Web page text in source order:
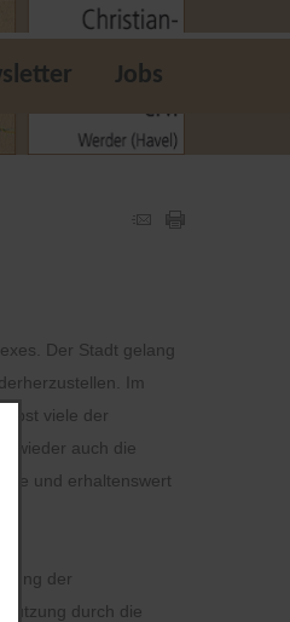
Jobs
Der Stadt gelang
Im
viele der
wieder auch die
und erhaltenswert
der
durch die